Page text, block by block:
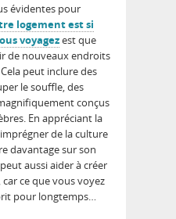
évidentes pour
logement est si
voyagezest que
de nouveaux endroits
peut inclure des
le souffle, des
conçus
En appréciant la
de la culture
davantage sur son
aussi aider à créer
ce que vous voyez
pour longtemps…